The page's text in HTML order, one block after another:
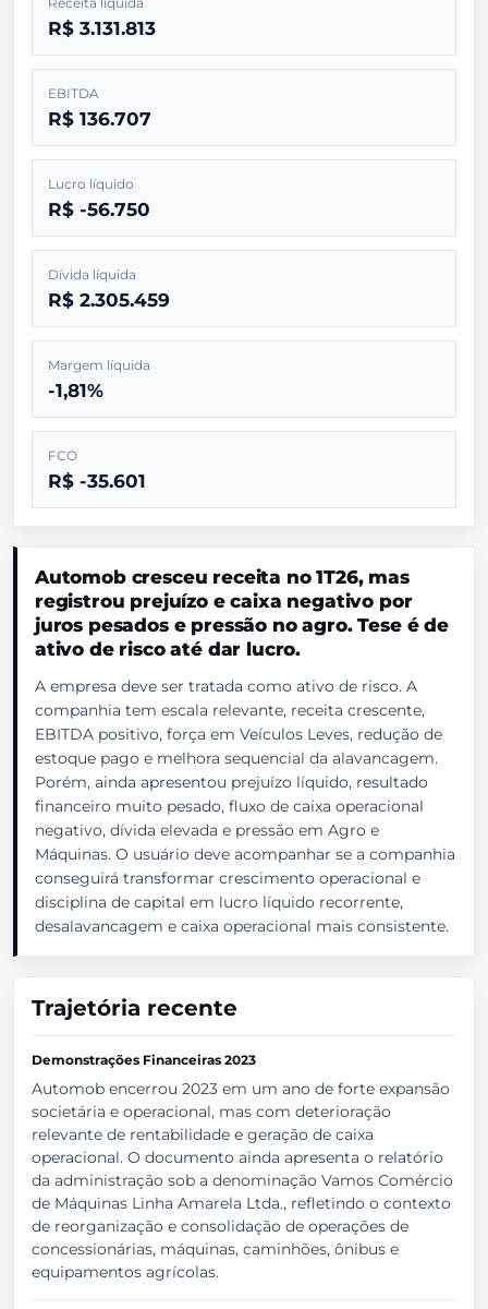
R$ 3.131.813
EBITDA
R$ 136.707
Lucro líquido
R$ -56.750
Dívida líquida
R$ 2.305.459
Margem líquida
-1,81%
FCO
R$ -35.601
Automob cresceu receita no 1T26, mas
registrou prejuízo e caixa negativo por
juros pesados e pressão no agro. Tese é de
ativo de risco até dar lucro.
A empresa deve ser tratada como ativo de risco. A
companhia tem escala relevante, receita crescente,
EBITDA positivo, força em Veículos Leves, redução de
estoque pago e melhora sequencial da alavancagem.
Porém, ainda apresentou prejuízo líquido, resultado
financeiro muito pesado, fluxo de caixa operacional
negativo, dívida elevada e pressão em Agro e
Máquinas. O usuário deve acompanhar se a companhia
conseguirá transformar crescimento operacional e
disciplina de capital em lucro líquido recorrente,
desalavancagem e caixa operacional mais consistente.
Trajetória recente
Demonstrações Financeiras 2023
Automob encerrou 2023 em um ano de forte expansão
societária e operacional, mas com deterioração
relevante de rentabilidade e geração de caixa
operacional. O documento ainda apresenta o relatório
da administração sob a denominação Vamos Comércio
de Máquinas Linha Amarela Ltda., refletindo o contexto
de reorganização e consolidação de operações de
concessionárias, máquinas, caminhões, ônibus e
equipamentos agrícolas.